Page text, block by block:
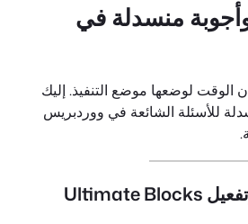
منسدلة في
الوقت لوضعها موضع التنفيذ. إليك
للأسئلة الشائعة في ووردبريس